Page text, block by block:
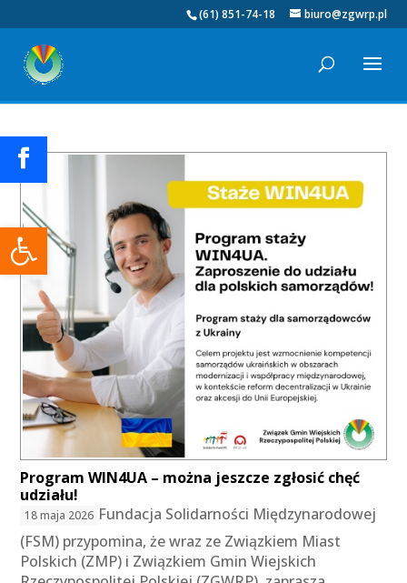
Otwórz pasek narzędzi
(61) 851-74-18 biuro@zgwrp.pl
Program WIN4UA – można jeszcze zgłosić chęć
udziału!
18 maja 2026 Fundacja Solidarności Międzynarodowej
(FSM) przypomina, że wraz ze Związkiem Miast
Polskich (ZMP) i Związkiem Gmin Wiejskich